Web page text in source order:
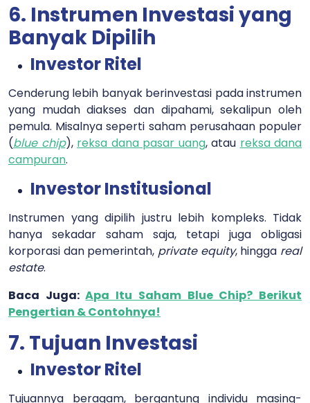
6. Instrumen Investasi yang
Banyak Dipilih
Investor Ritel
Cenderung lebih banyak berinvestasi pada instrumen
yang mudah diakses dan dipahami, sekalipun oleh
pemula. Misalnya seperti saham perusahaan populer
(blue chip), reksa dana pasar uang, atau reksa dana
campuran.
Investor Institusional
Instrumen yang dipilih justru lebih kompleks. Tidak
hanya sekadar saham saja, tetapi juga obligasi
korporasi dan pemerintah, private equity, hingga real
estate.
Baca Juga:Apa Itu Saham Blue Chip? Berikut
Pengertian & Contohnya!
7. Tujuan Investasi
Investor Ritel
Tujuannya beragam, bergantung individu masing-